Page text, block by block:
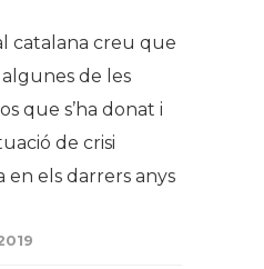
catalana creu que
de les
que s’ha donat i
de crisi
en els darrers anys